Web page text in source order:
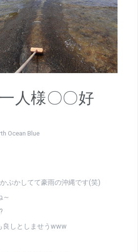
人様〇〇好
Ocean Blue
ぷかしてて豪雨の沖縄です(笑)
～
良しとしませうwww